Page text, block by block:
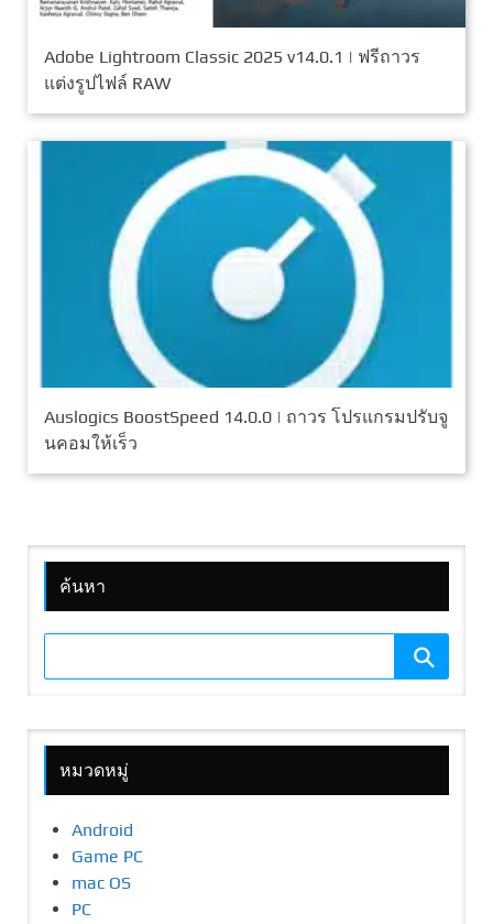
Adobe Lightroom Classic 2025 v14.0.1 | ฟรีถาวร
แต่งรูปไฟล์ RAW
Auslogics BoostSpeed 14.0.0 | ถาวร โปรแกรมปรับจู
นคอมให้เร็ว
ค้นหา
หมวดหมู่
Android
Game PC
mac OS
PC